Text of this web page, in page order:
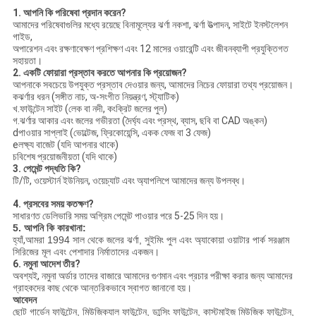
1. আপনি কি পরিষেবা প্রদান করেন?
আমাদের পরিষেবাগুলির মধ্যে রয়েছে বিনামূল্যের ঝর্ণা নকশা, ঝর্ণা উত্পাদন, সাইটে ইনস্টলেশন
গাইড,
অপারেশন এবং রক্ষণাবেক্ষণ প্রশিক্ষণ এবং 12 মাসের ওয়ারেন্টি এবং জীবনব্যাপী প্রযুক্তিগত
সহায়তা।
2. একটি ফোয়ারা প্রস্তাব করতে আপনার কি প্রয়োজন?
আপনাকে সবচেয়ে উপযুক্ত প্রস্তাব দেওয়ার জন্য, আমাদের নিচের ফোয়ারা তথ্য প্রয়োজন।
কঝর্ণার ধরন (সঙ্গীত নাচ, অ-সংগীত নিয়ন্ত্রণ, স্ট্যাটিক)
খ.ফাউন্টেন সাইট (লেক বা নদী, কংক্রিট জলের পুল)
গ.ঝর্ণার আকার এবং জলের গভীরতা (দৈর্ঘ্য এবং প্রস্থ, ব্যাস, ছবি বা CAD অঙ্কন)
dপাওয়ার সাপ্লাই (ভোল্টেজ, ফ্রিকোয়েন্সি, একক ফেজ বা 3 ফেজ)
eলক্ষ্য বাজেট (যদি আপনার থাকে)
চবিশেষ প্রয়োজনীয়তা (যদি থাকে)
3. পেমেন্ট পদ্ধতি কি?
টি/টি, ওয়েস্টার্ন ইউনিয়ন, ওয়েচ্যাট এবং অ্যাপলিপে আমাদের জন্য উপলব্ধ।
4. প্রসবের সময় কতক্ষণ?
সাধারণত ডেলিভারি সময় অগ্রিম পেমেন্ট পাওয়ার পরে 5-25 দিন হয়।
5. আপনি কি কারখানা:
হ্যাঁ,আমরা 1994 সাল থেকে জলের ঝর্ণা, সুইমিং পুল এবং অ্যাকোয়া ওয়াটার পার্ক সরঞ্জাম
সিরিজের মূল এবং পেশাদার নির্মাতাদের একজন।
6. নমুনা আদেশ তীর?
অবশ্যই, নমুনা অর্ডার তাদের বাজারে আমাদের গুণমান এবং প্রচার পরীক্ষা করার জন্য আমাদের
গ্রাহকদের কাছ থেকে আন্তরিকভাবে স্বাগত জানানো হয়।
আবেদন
ছোট গার্ডেন ফাউন্টেন, মিউজিক্যাল ফাউন্টেন, ডান্সিং ফাউন্টেন, কাস্টমাইজ মিউজিক ফাউন্টেন,